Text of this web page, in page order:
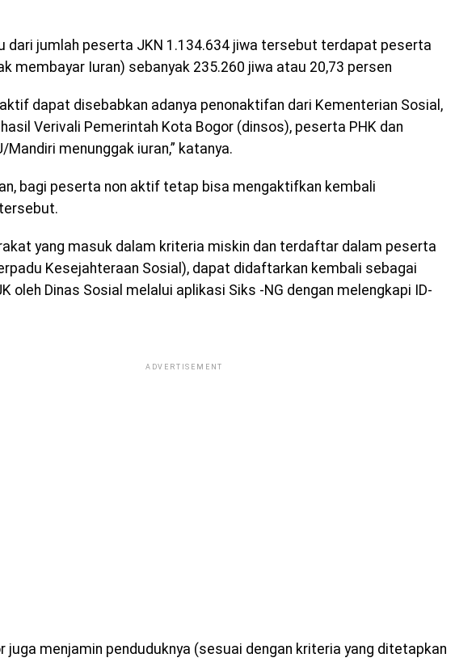
dari jumlah peserta JKN 1.134.634 jiwa tersebut terdapat peserta
membayar Iuran) sebanyak 235.260 jiwa atau 20,73 persen
dapat disebabkan adanya penonaktifan dari Kementerian Sosial,
Verivali Pemerintah Kota Bogor (dinsos), peserta PHK dan
Mandiri menunggak iuran,” katanya.
bagi peserta non aktif tetap bisa mengaktifkan kembali
yang masuk dalam kriteria miskin dan terdaftar dalam peserta
Kesejahteraan Sosial), dapat didaftarkan kembali sebagai
oleh Dinas Sosial melalui aplikasi Siks -NG dengan melengkapi ID-
ADVERTISEMENT
juga menjamin penduduknya (sesuai dengan kriteria yang ditetapkan